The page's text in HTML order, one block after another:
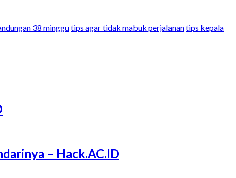
38 minggutips agar tidak mabuk perjalanantips kepala
– Hack.AC.ID